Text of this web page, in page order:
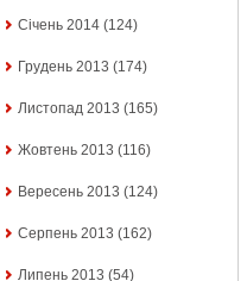
Січень 2014 (124)
Грудень 2013 (174)
Листопад 2013 (165)
Жовтень 2013 (116)
Вересень 2013 (124)
Серпень 2013 (162)
Липень 2013 (54)